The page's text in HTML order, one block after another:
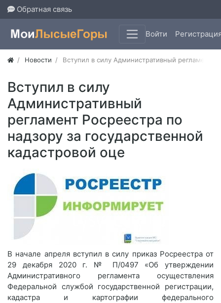
Обратная связь
Войти
Новости Вступил в силу Административный регламент
Вступил в силу
Административный
регламент Росреестра по
надзору за государственной
кадастровой оце
В начале апреля вступил в силу приказ Росреестра от
29 декабря 2020 г. № П/0497 «Об утверждении
Административного регламента осуществления
Федеральной службой государственной регистрации,
кадастра и картографии федерального